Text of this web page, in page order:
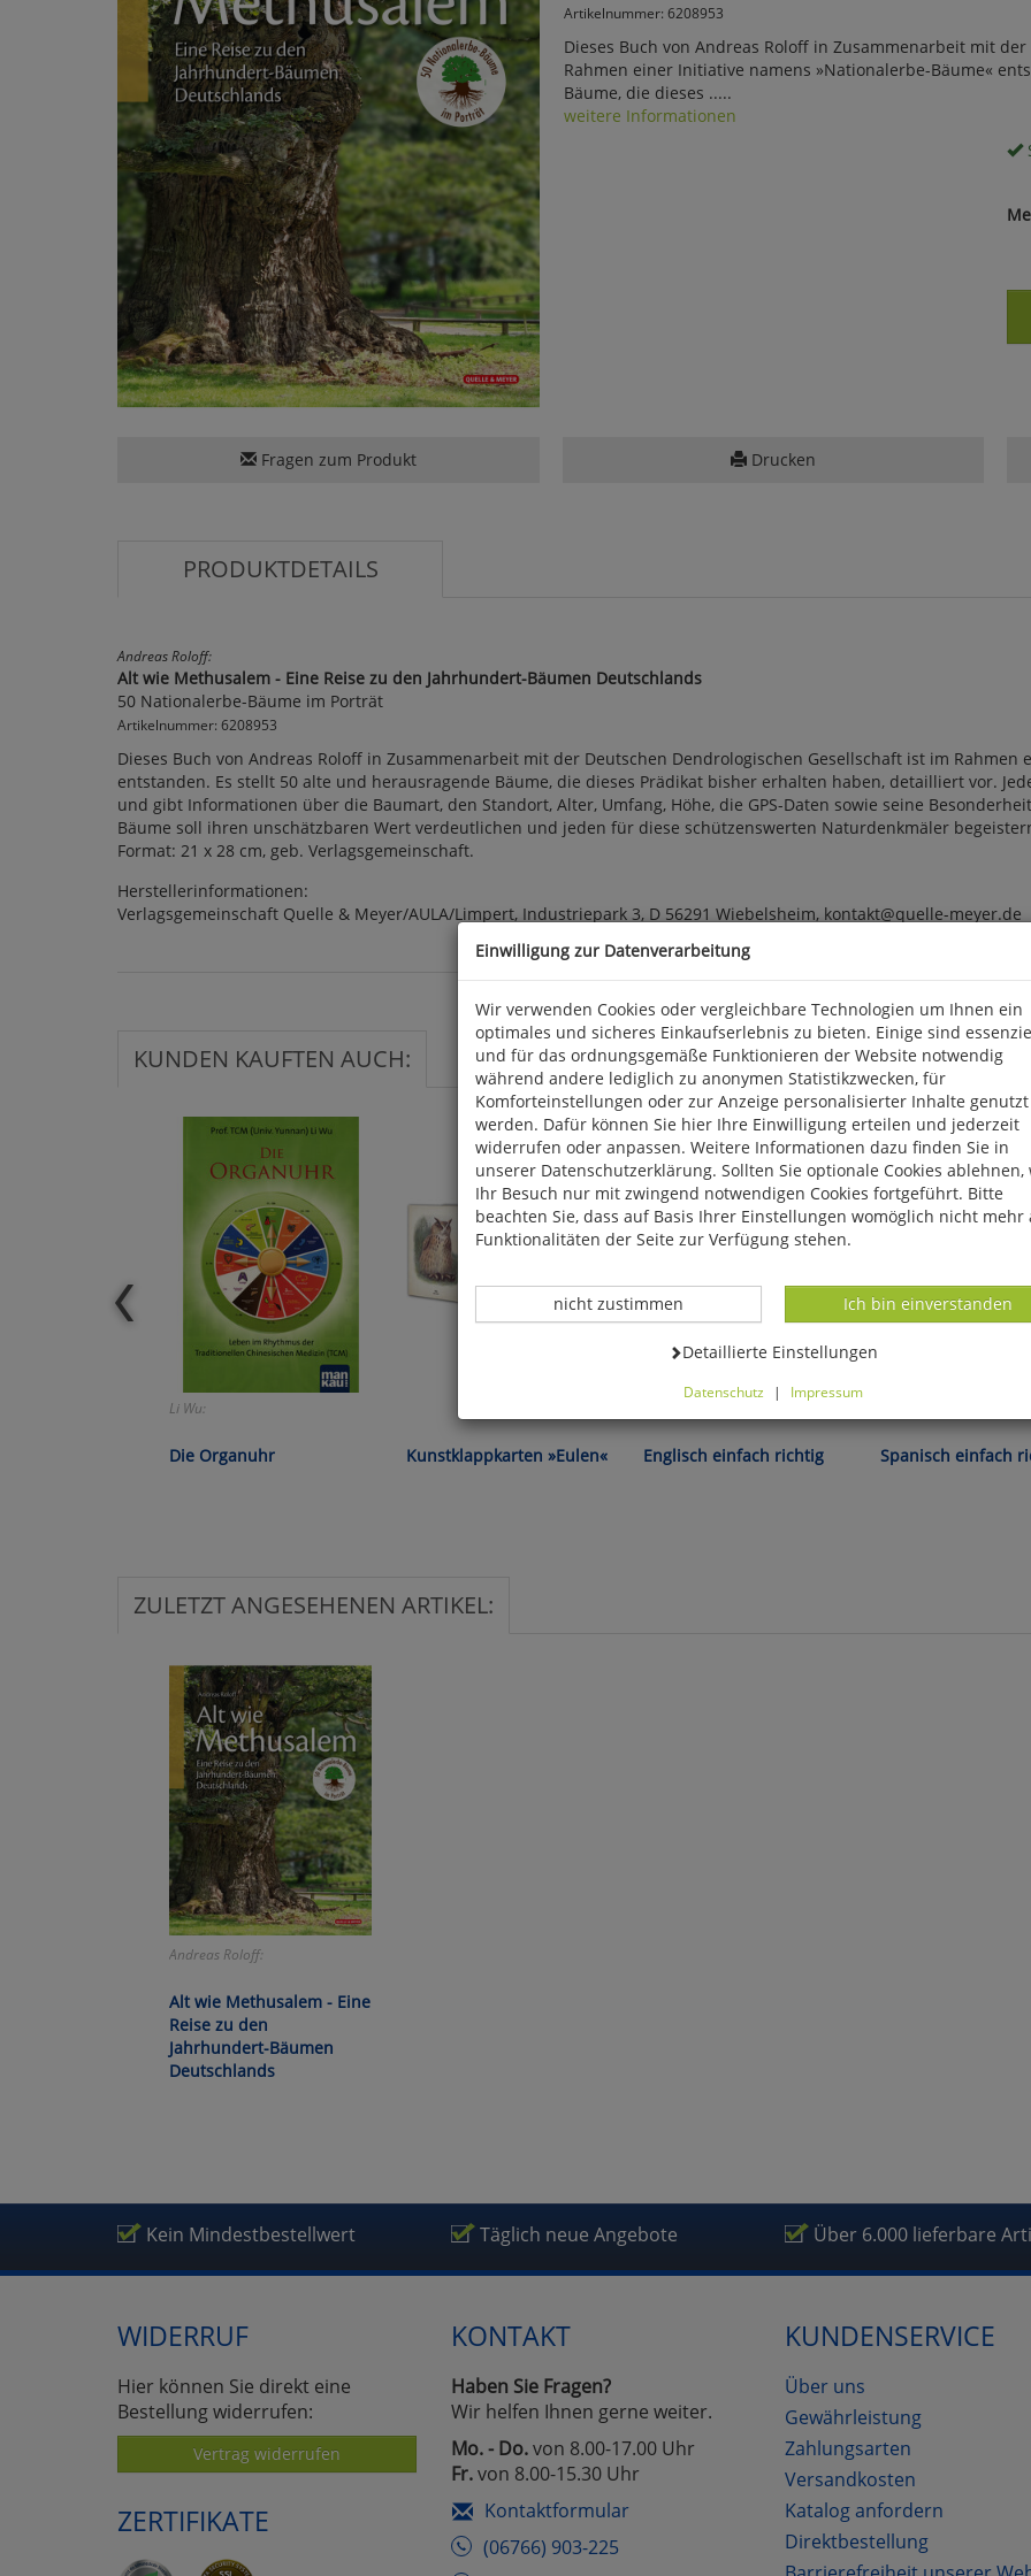
Artikelnummer: 6208953
Dieses Buch von Andreas Roloff in Zusammenarbeit mit
Rahmen einer Initiative namens »Nationalerbe-Bäume«
Bäume, die dieses .....
weitere Informationen
Fragen zum Produkt Drucken
PRODUKTDETAILS
Andreas Roloff:
Alt wie Methusalem - Eine Reise zu den Jahrhundert-Bäumen Deutschlands
50 Nationalerbe-Bäume im Porträt
Artikelnummer: 6208953
Dieses Buch von Andreas Roloff in Zusammenarbeit mit der Deutschen Dendrologischen Gesellschaft ist im
entstanden. Es stellt 50 alte und herausragende Bäume, die dieses Prädikat bisher erhalten haben, detailliert vor.
und gibt Informationen über die Baumart, den Standort, Alter, Umfang, Höhe, die GPS-Daten sowie seine
Bäume soll ihren unschätzbaren Wert verdeutlichen und jeden für diese schützenswerten Naturdenkmäler
Format: 21 x 28 cm, geb. Verlagsgemeinschaft.
Herstellerinformationen:
Verlagsgemeinschaft Quelle & Meyer/AULA/Limpert, Industriepark 3, D 56291 Wiebelsheim, kontakt@quelle-meyer.de
KUNDEN KAUFTEN AUCH:
Li Wu:
Die Organuhr Kunstklappkarten »Eulen« Englisch einfach richtig Spanisch einfach
ZULETZT ANGESEHENEN ARTIKEL:
Andreas Roloff:
Alt wie Methusalem - Eine
Reise zu den
Jahrhundert-Bäumen
Deutschlands
Kein Mindestbestellwert Täglich neue Angebote Über 6.000 lieferbare
WIDERRUF
Hier können Sie direkt eine
Bestellung widerrufen:
Vertrag widerrufen
ZERTIFIKATE
KONTAKT
Haben Sie Fragen?
Wir helfen Ihnen gerne weiter.
Mo. - Do.von 8.00-17.00 Uhr
Fr.von 8.00-15.30 Uhr
Kontaktformular
(06766) 903-225
KUNDENSERVICE
Über uns
Gewährleistung
Zahlungsarten
Versandkosten
Katalog anfordern
Direktbestellung
Einwilligung zur Datenverarbeitung
Wir verwenden Cookies oder vergleichbare Technologien um Ihnen ein
optimales und sicheres Einkaufserlebnis zu bieten. Einige sind
und für das ordnungsgemäße Funktionieren der Website notwendig
während andere lediglich zu anonymen Statistikzwecken, für
Komforteinstellungen oder zur Anzeige personalisierter Inhalte genutzt
werden. Dafür können Sie hier Ihre Einwilligung erteilen und jederzeit
widerrufen oder anpassen. Weitere Informationen dazu finden Sie in
unserer Datenschutzerklärung. Sollten Sie optionale Cookies ablehnen,
Ihr Besuch nur mit zwingend notwendigen Cookies fortgeführt. Bitte
beachten Sie, dass auf Basis Ihrer Einstellungen womöglich nicht mehr
Funktionalitäten der Seite zur Verfügung stehen.
Datenverarbeitung -
Ich bin einverstanden
Datenverarbeitung -
nicht zustimmen
Datenverarbeitung -
Detaillierte Einstellungen
Datenschutz | Impressum
Cookies ablehnen, wird Ihr Besuch nur mit zwingend notwendigen
fortgeführt. Bitte beachten Sie, dass auf Basis Ihrer Einstellungen